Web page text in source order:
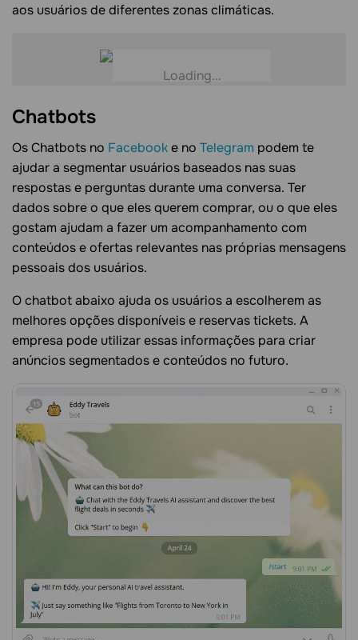
aos usuários de diferentes zonas climáticas.
Chatbots
Os Chatbots no Facebooke no Telegram podem te
ajudar a segmentar usuários baseados nas suas
respostas e perguntas durante uma conversa. Ter
dados sobre o que eles querem comprar, ou o que eles
gostam ajudam a fazer um acompanhamento com
conteúdos e ofertas relevantes nas próprias mensagens
pessoais dos usuários.
O chatbot abaixo ajuda os usuários a escolherem as
melhores opções disponíveis e reservas tickets. A
empresa pode utilizar essas informações para criar
anúncios segmentados e conteúdos no futuro.